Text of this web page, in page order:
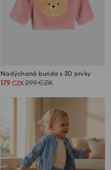
Nadýchaná bunda s 3D prvky
179 CZK299CZK